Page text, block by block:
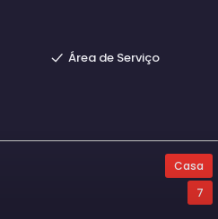
Área de Serviço
Casa
7